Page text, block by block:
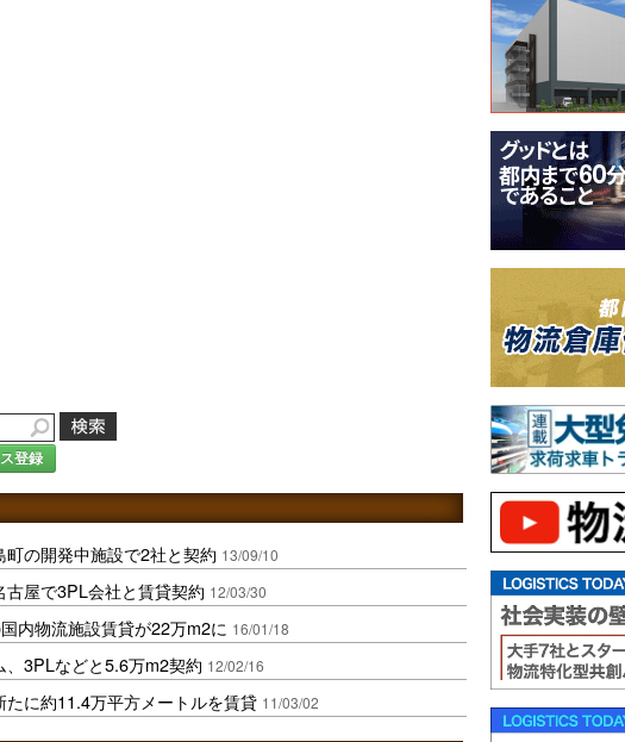
登録
の開発中施設で2社と契約 13/09/10
屋で3PL会社と賃貸契約 12/03/30
内物流施設賃貸が22万m2に 16/01/18
、3PLなどと5.6万m2契約 12/02/16
に約11.4万平方メートルを賃貸 11/03/02